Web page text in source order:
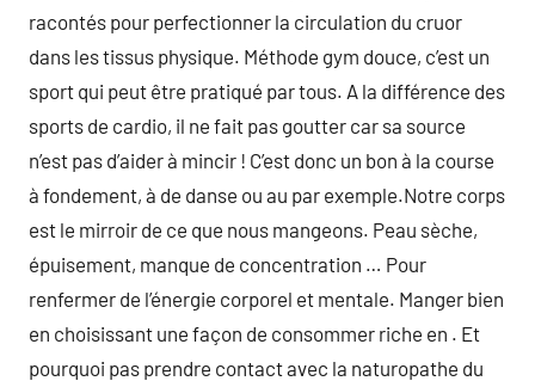
racontés pour perfectionner la circulation du cruor
dans les tissus physique. Méthode gym douce, c’est un
sport qui peut être pratiqué par tous. A la différence des
sports de cardio, il ne fait pas goutter car sa source
n’est pas d’aider à mincir ! C’est donc un bon à la course
à fondement, à de danse ou au par exemple.Notre corps
est le mirroir de ce que nous mangeons. Peau sèche,
épuisement, manque de concentration … Pour
renfermer de l’énergie corporel et mentale. Manger bien
en choisissant une façon de consommer riche en . Et
pourquoi pas prendre contact avec la naturopathe du